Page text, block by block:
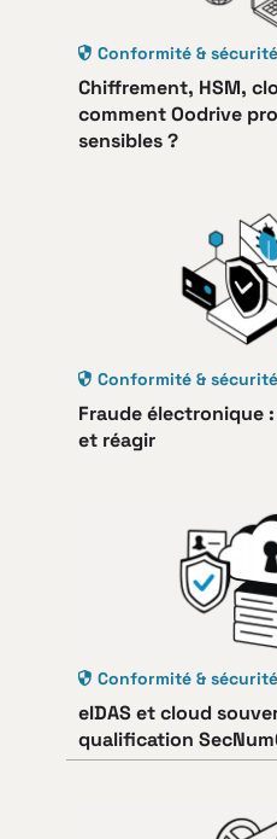
Conformité & sécurité
Chiffrement, HSM,
comment Oodrive
sensibles ?
Conformité & sécurité
Fraude électronique
et réagir
Conformité & sécurité
eIDAS et cloud
qualification